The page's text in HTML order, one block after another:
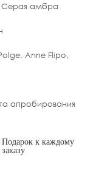
Серая амбра
Anne Flipo,
апробирования
Подарок к каждому
заказу